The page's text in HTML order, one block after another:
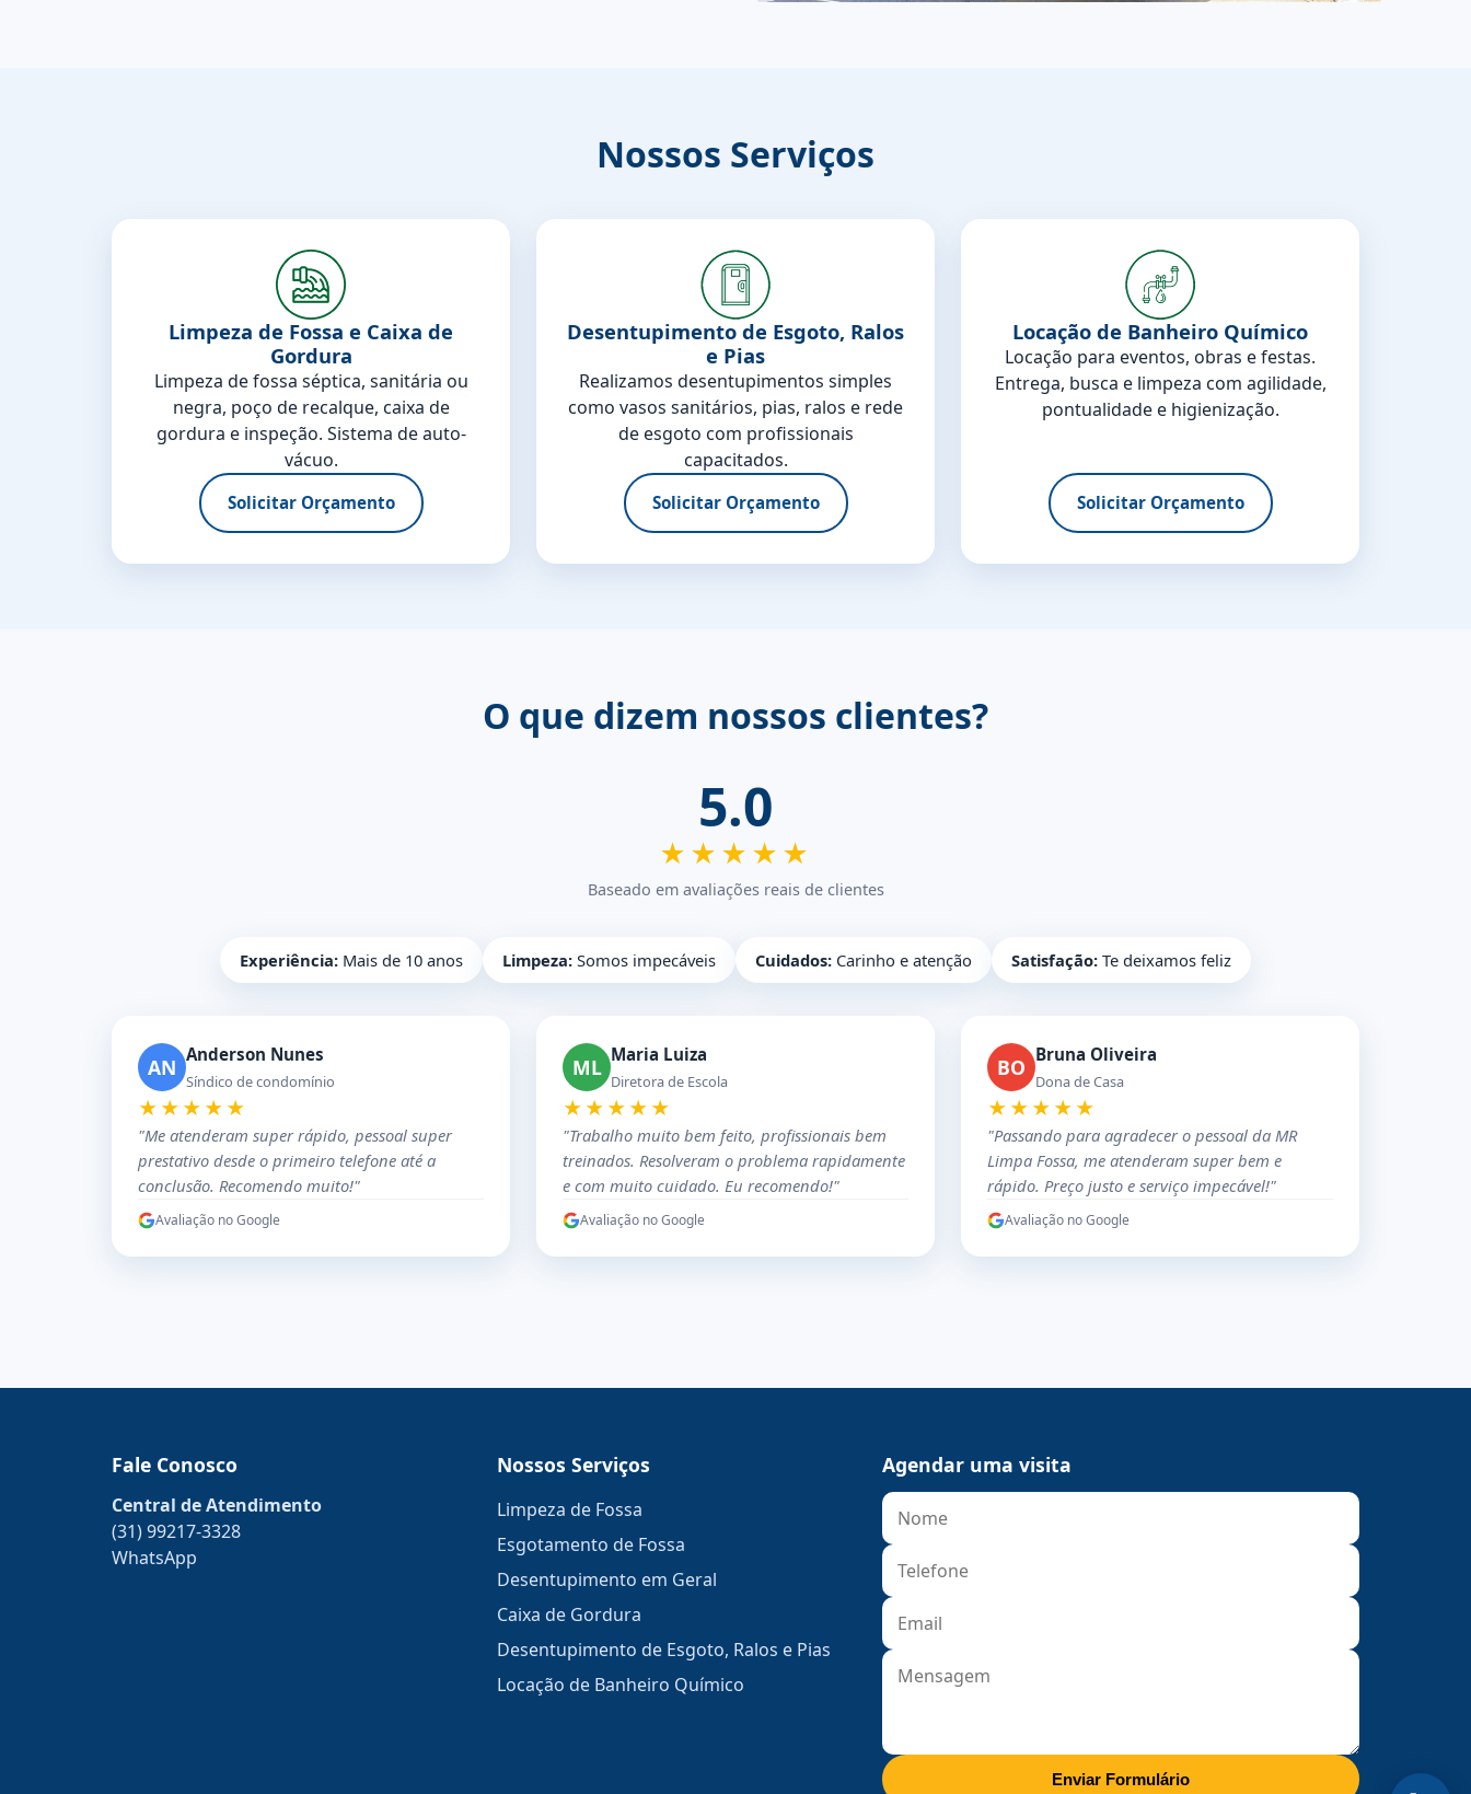
Nossos Serviços
Limpeza de Fossa e Caixa de
Gordura
Limpeza de fossa séptica, sanitária ou
negra, poço de recalque, caixa de
gordura e inspeção. Sistema de auto-
vácuo.
Solicitar Orçamento
Desentupimento de Esgoto, Ralos
e Pias
Realizamos desentupimentos simples
como vasos sanitários, pias, ralos e rede
de esgoto com profissionais
capacitados.
Solicitar Orçamento
Locação de Banheiro Químico
Locação para eventos, obras e festas.
Entrega, busca e limpeza com agilidade,
pontualidade e higienização.
Solicitar Orçamento
O que dizem nossos clientes?
5.0
★★★★★
Baseado em avaliações reais de clientes
Experiência: Mais de 10 anos Limpeza: Somos impecáveis Cuidados: Carinho e atenção Satisfação: Te deixamos feliz
AN Anderson Nunes
Síndico de condomínio
★★★★★
"Me atenderam super rápido, pessoal super
prestativo desde o primeiro telefone até a
conclusão. Recomendo muito!"
Avaliação no Google
ML Maria Luiza
Diretora de Escola
★★★★★
"Trabalho muito bem feito, profissionais bem
treinados. Resolveram o problema rapidamente
e com muito cuidado. Eu recomendo!"
Avaliação no Google
BO Bruna Oliveira
Dona de Casa
★★★★★
"Passando para agradecer o pessoal da MR
Limpa Fossa, me atenderam super bem e
rápido. Preço justo e serviço impecável!"
Avaliação no Google
Fale Conosco
Central de Atendimento
(31) 99217-3328
WhatsApp
Nossos Serviços
Limpeza de Fossa
Esgotamento de Fossa
Desentupimento em Geral
Caixa de Gordura
Desentupimento de Esgoto, Ralos e Pias
Locação de Banheiro Químico
Agendar uma visita
Enviar Formulário